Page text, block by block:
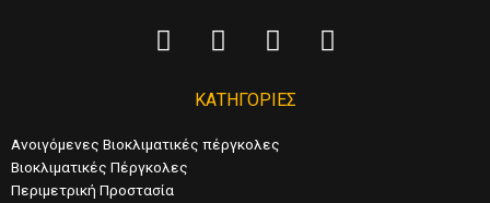
ΚΑΤΗΓΟΡΙΕΣ
Ανοιγόμενες Βιοκλιματικές πέργκολες
Βιοκλιματικές Πέργκολες
Περιμετρική Προστασία